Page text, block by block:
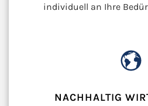
individuell an Ihre
NACHHALTIG